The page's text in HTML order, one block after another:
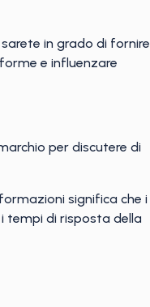
in grado di fornire
e influenzare
per discutere di
significa che i
tempi di risposta della